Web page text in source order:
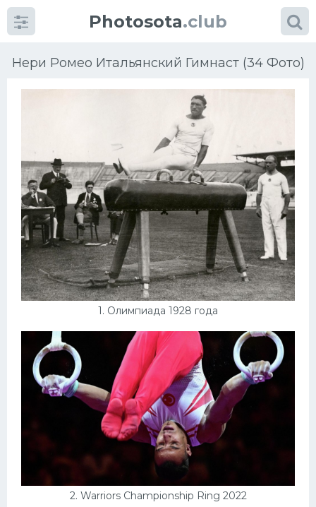
Photosota.club
Нери Ромео Итальянский Гимнаст (34 Фото)
1. Олимпиада 1928 года
2. Warriors Championship Ring 2022
КатегорииФото
Много картинок...
Футбол
Баскетбол
Хоккей
Конькобежный спорт
Тренажеры
Интерьеры квартир